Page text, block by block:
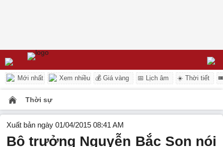
Mới nhất Xem nhiều 💰 Giá vàng 📅 Lịch âm ☀️ Thời tiết
Thời sự
Xuất bản ngày 01/04/2015 08:41 AM
Bộ trưởng Nguyễn Bắc Son nói